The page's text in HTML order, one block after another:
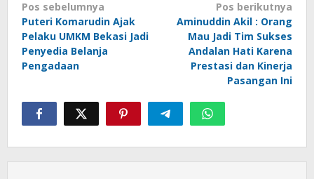
Navigasi
pos
Pos sebelumnya
Puteri Komarudin Ajak
Pelaku UMKM Bekasi Jadi
Penyedia Belanja
Pengadaan
Pos berikutnya
Aminuddin Akil : Orang
Mau Jadi Tim Sukses
Andalan Hati Karena
Prestasi dan Kinerja
Pasangan Ini